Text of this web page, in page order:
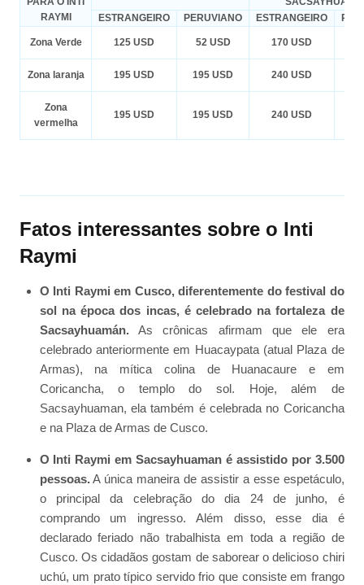
RAYMI
ESTRANGEIRO
PERUVIANO ESTRANGEIRO
Zona Verde 125 USD 52 USD 170 USD
Zona laranja 195 USD 195 USD 240 USD
Zona
vermelha
195 USD 195 USD 240 USD
Fatos interessantes sobre o Inti
Raymi
O Inti Raymi em Cusco, diferentemente do festival do
sol na época dos incas, é celebrado na fortaleza de
Sacsayhuamán.As crônicas afirmam que ele era
celebrado anteriormente em Huacaypata (atual Plaza de
Armas), na mítica colina de Huanacaure e em
Coricancha, o templo do sol. Hoje, além de
Sacsayhuaman, ela também é celebrada no Coricancha
e na Plaza de Armas de Cusco.
O Inti Raymi em Sacsayhuaman é assistido por 3.500
pessoas.A única maneira de assistir a esse espetáculo,
o principal da celebração do dia 24 de junho, é
comprando um ingresso. Além disso, esse dia é
declarado feriado não trabalhista em toda a região de
Cusco. Os cidadãos gostam de saborear o delicioso chiri
uchú, um prato típico servido frio que consiste em frango